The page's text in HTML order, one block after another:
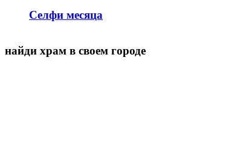
Селфи месяца
найди храм в своем городе